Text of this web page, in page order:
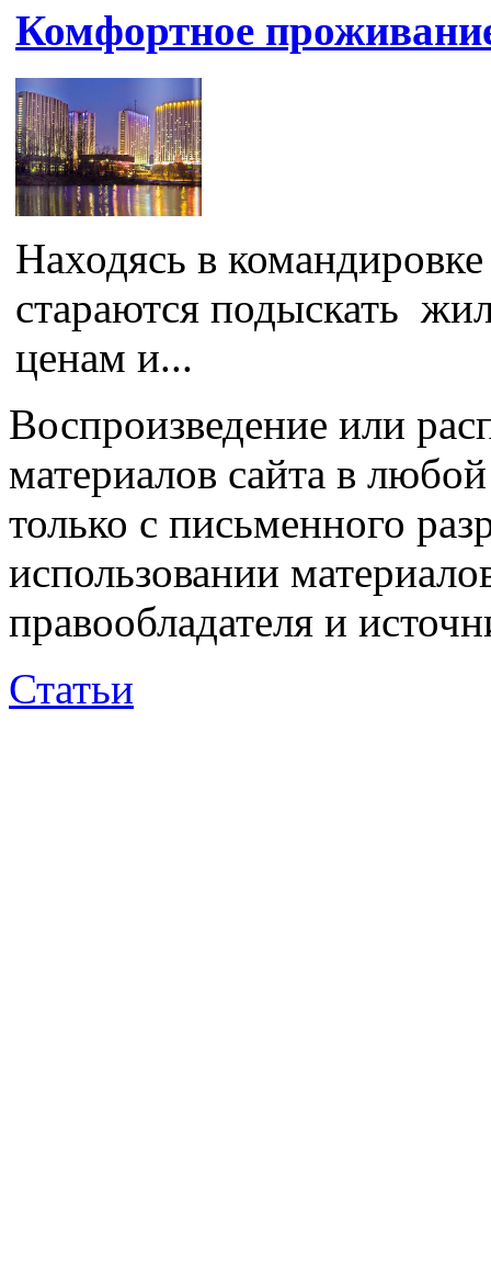
Комфортное
Находясь в
стараются подыскать
ценам и...
Воспроизведение или
материалов сайта в
только с письменного
использовании
правообладателя и
Статьи